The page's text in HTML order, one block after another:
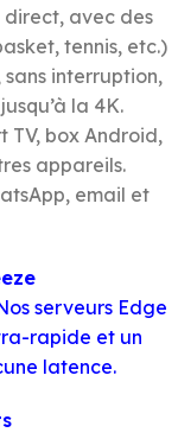
direct, avec des
tennis, etc.)
interruption,
la 4K.
TV, box Android,
appareils.
email et
serveurs Edge
rapide et un
latence.